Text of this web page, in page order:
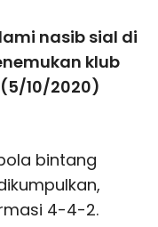
nasib sial di
klub
10/2020)
bintang
4-4-2.